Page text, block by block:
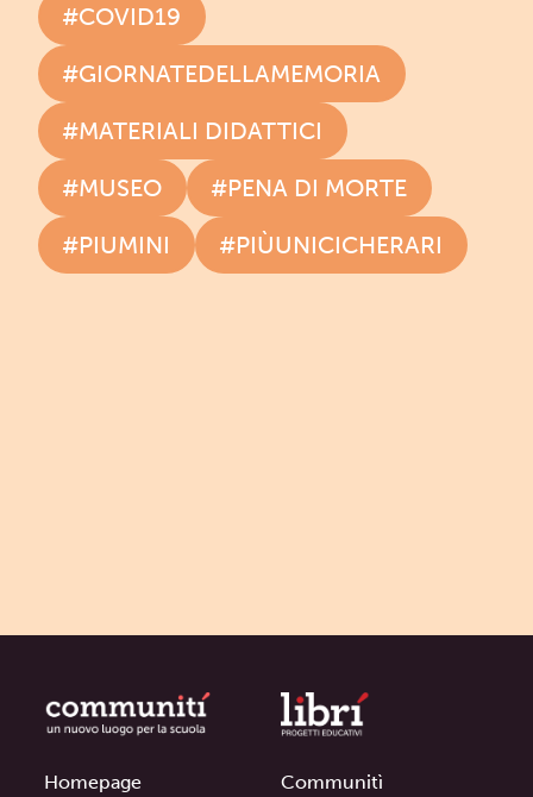
#COVID19
#GIORNATEDELLAMEMORIA
#MATERIALI DIDATTICI
#MUSEO
#PENA DI MORTE
#PIUMINI
#PIÙUNICICHERARI
Homepage
Communitì